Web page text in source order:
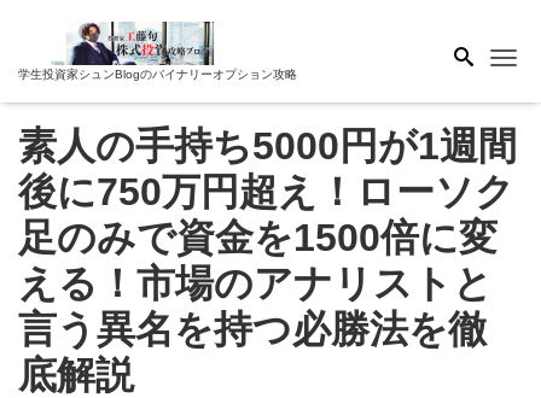
学生投資家シュンBlogのバイナリーオプション攻略
素人の手持ち5000円が1週間
後に750万円超え！ローソク
足のみで資金を1500倍に変
える！市場のアナリストと
言う異名を持つ必勝法を徹
底解説